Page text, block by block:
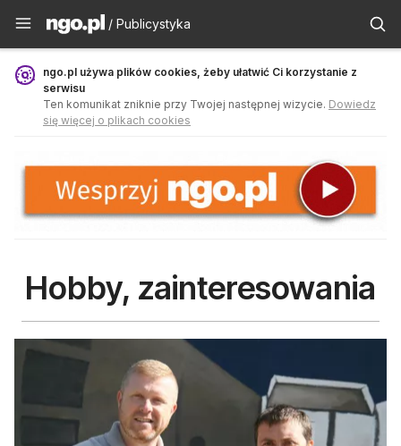
Publicystyka - ngo.pl
/ Publicystyka
ngo.pl używa plików cookies, żeby ułatwić Ci korzystanie z
serwisu
Ten komunikat zniknie przy Twojej następnej wizycie. Dowiedz
się więcej o plikach cookies
Hobby, zainteresowania